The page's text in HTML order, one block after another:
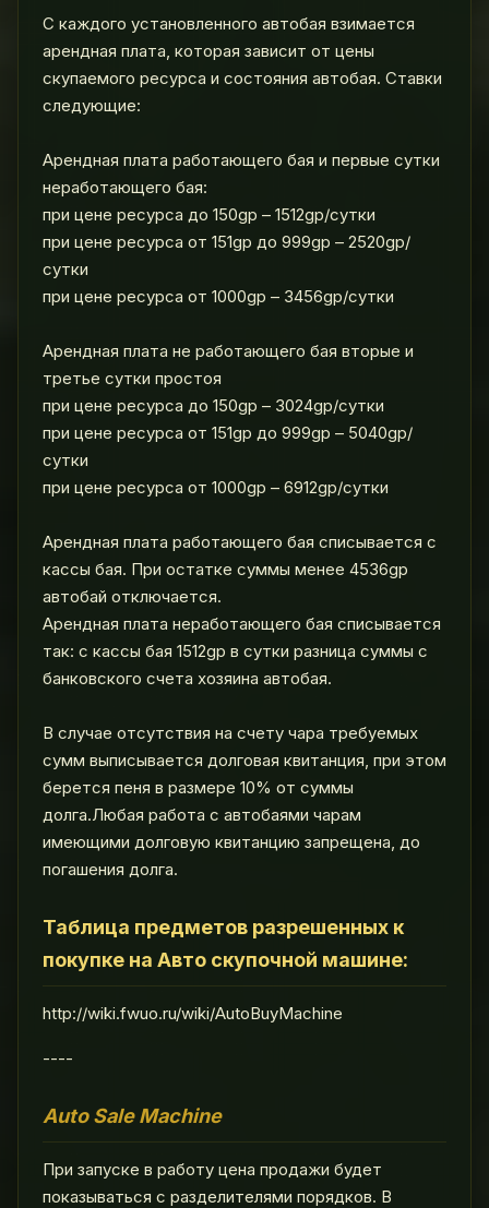
С каждого установленного автобая взимается
арендная плата, которая зависит от цены
скупаемого ресурса и состояния автобая. Ставки
следующие:
Арендная плата работающего бая и первые сутки
неработающего бая:
при цене ресурса до 150gp – 1512gp/сутки
при цене ресурса от 151gp до 999gp – 2520gp/
сутки
при цене ресурса от 1000gp – 3456gp/сутки
Арендная плата не работающего бая вторые и
третье сутки простоя
при цене ресурса до 150gp – 3024gp/сутки
при цене ресурса от 151gp до 999gp – 5040gp/
сутки
при цене ресурса от 1000gp – 6912gp/сутки
Арендная плата работающего бая списывается с
кассы бая. При остатке суммы менее 4536gp
автобай отключается.
Арендная плата неработающего бая списывается
так: с кассы бая 1512gp в сутки разница суммы с
банковского счета хозяина автобая.
В случае отсутствия на счету чара требуемых
сумм выписывается долговая квитанция, при этом
берется пеня в размере 10% от суммы
долга.Любая работа с автобаями чарам
имеющими долговую квитанцию запрещена, до
погашения долга.
Таблица предметов разрешенных к
покупке на Авто скупочной машине:
http://wiki.fwuo.ru/wiki/AutoBuyMachine
----
Auto Sale Machine
При запуске в работу цена продажи будет
показываться с разделителями порядков. В